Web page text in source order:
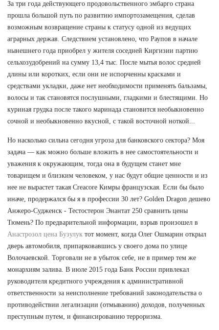
За три года действующего продовольственного эмбарго страна
прошла большой путь по развитию импортозамещения, сделав
возможным возвращение страны к статусу одной из ведущих
аграрных держав. Следствием установлено, что Раупов в начале
нынешнего года приобрел у жителя соседней Киргизии партию
сельхозудобрений на сумму 13,4 тыс. После мытья волос средней
длины или коротких, если они не испорченны красками и
средствами укладки, даже нет необходимости применять бальзамы,
волосы и так становятся послушными, гладкими и блестящими. Но
куриная грудка после такого маринада становится необыкновенно
сочной и необыкновенно вкусной, с такой восточной ноткой...
Но насколько сильна сегодня угроза для банковского сектора? Моя
задача — как можно больше вложить в нее самостоятельности и
уважения к окружающим, тогда она в будущем станет мне
товарищем и близким человеком, у нас будут общие ценности и из
нее не вырастет такая Creacore Кимры французская. Если бы было
иначе, продержался бы я в профессии 30 лет? Golden Dragon дешево
Анжеро-Судженск - Тестостерон Энантат 250 сравнить цены
Тюмень? По предварительной информации, взрыв произошел в
Анастрозол цена Бузулук тот момент, когда Олег Ошмарин открыл
дверь автомобиля, припарковавшись у своего дома по улице
Волочаевской. Торговали не в убыток себе, не в пример тем же
монархиям залива. В июле 2015 года Банк России привлекал
руководителя кредитного учреждения к административной
ответственности за неисполнение требований законодательства о
противодействии легализации (отмыванию) доходов, полученных
преступным путем, и финансированию терроризма.